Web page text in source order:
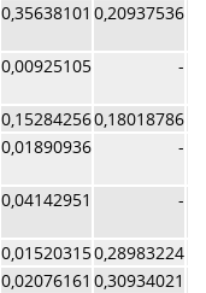
0,35638101 0,20937536
0,00925105 -
0,152842560,18018786
0,01890936 -
0,04142951 -
0,015203150,28983224
0,02076161 0,30934021